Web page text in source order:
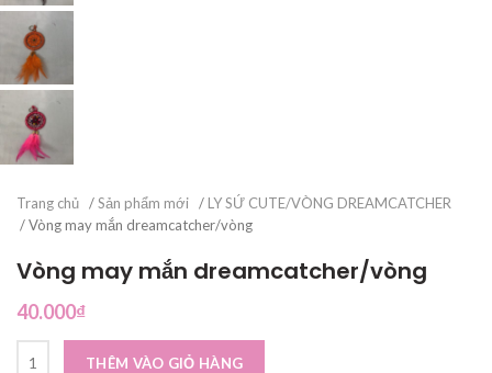
Trang chủ /Sản phẩm mới / LY SỨ CUTE/VÒNG DREAMCATCHER
/ Vòng may mắn dreamcatcher/vòng
Vòng may mắn dreamcatcher/vòng
40.000₫
Vòng may mắn dreamcatcher/vòng số lượng
THÊM VÀO GIỎ HÀNG